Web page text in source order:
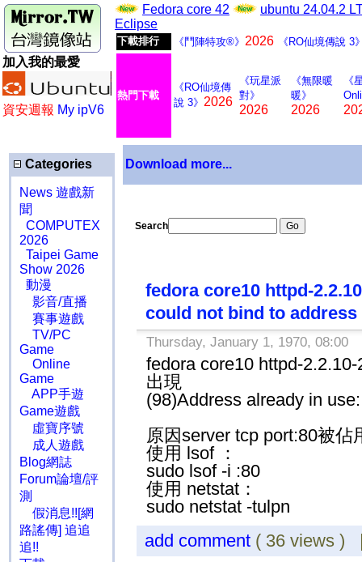
加入我的最愛
資安週報 My ipV6
Fedora core 42
ubuntu 24.04.2
Eclipse
下載排行 《鬥陣特攻®》 2026 《RO仙境傳說 3
熱門下載
《RO仙境傳
說 3》 2026
《玩星派
對》
2026
《無限暖
暖》
2026
《
Categories
News 遊戲新
聞
COMPUTEX
2026
Taipei Game
Show 2026
動漫
影音/直播
賽事遊戲
TV/PC
Game
Online
Game
APP手遊
Game遊戲
虛寶序號
成人遊戲
Blog網誌
Forum論壇/評
測
假消息!![網
路謠傳] 追追
追!!
Download more...
Search
fedora core10 httpd-
could not bind to address
Thursday, January 1, 1970, 08:00
fedora core10 httpd-
出現
(98)Address already in
原因server tcp port:80被
使用 lsof ：
sudo lsof -i :80
使用 netstat：
sudo netstat -tulpn
add comment ( 36 views